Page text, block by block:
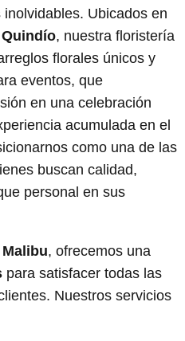
Ubicados en
, nuestra floristería
florales únicos y
eventos, que
en una celebración
acumulada en el
como una de las
buscan calidad,
personal en sus
, ofrecemos una
para satisfacer todas las
Nuestros servicios